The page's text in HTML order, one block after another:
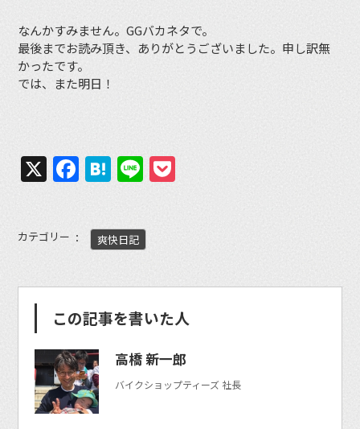
なんかすみません。GGバカネタで。
最後までお読み頂き、ありがとうございました。申し訳無
かったです。
では、また明日！
X Facebook
Hatena
Line
カテゴリー 爽快日記
この記事を書いた人
高橋 新一郎
バイクショップティーズ 社長